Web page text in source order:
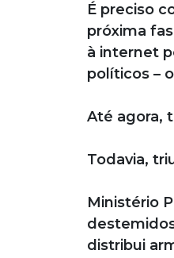
É preciso
próxima
à internet
políticos –
Até agora,
Todavia,
Ministério
distribui